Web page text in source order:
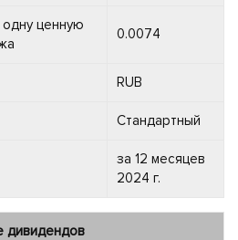
ценную
0.0074
RUB
Стандартный
за 12 месяцев
2024 г.
дивидендов